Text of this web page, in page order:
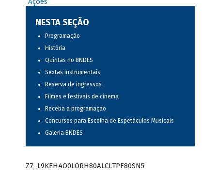
NESTA SEÇÃO
Programação
História
Quintas no BNDES
Sextas instrumentais
Reserva de ingressos
Filmes e festivais de cinema
Receba a programação
Concursos para Escolha de Espetáculos Musicais
Galeria BNDES
Z7_L9KEH4O0LORH80ALCLTPF80SN5